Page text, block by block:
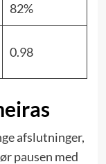
82%
0.98
afslutninger,
pausen med